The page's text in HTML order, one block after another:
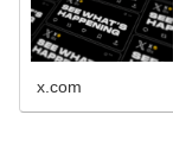
x.com